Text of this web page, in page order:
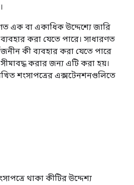
এক বা একাধিক উদ্দেশ্যে জারি
করা যেতে পারে। সাধারণত
কী ব্যবহার করা যেতে পারে
করার জন্য এটি করা হয়।
শংসাপত্রের এক্সটেনশনগুলিতে
থাকা কীটির উদ্দেশ্য